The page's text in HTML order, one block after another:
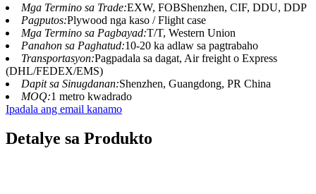
Mga Termino sa Trade:EXW, FOBShenzhen, CIF, DDU, DDP
Pagputos:Plywood nga kaso / Flight case
Mga Termino sa Pagbayad:T/T, Western Union
Panahon sa Paghatud:10-20 ka adlaw sa pagtrabaho
Transportasyon:Pagpadala sa dagat, Air freight o Express
(DHL/FEDEX/EMS)
Dapit sa Sinugdanan:Shenzhen, Guangdong, PR China
MOQ:1 metro kwadrado
Ipadala ang email kanamo
Detalye sa Produkto